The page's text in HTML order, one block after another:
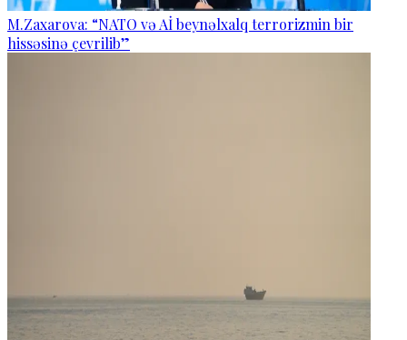
M.Zaxarova: “NATO və Aİ beynəlxalq terrorizmin bir
hissəsinə çevrilib”